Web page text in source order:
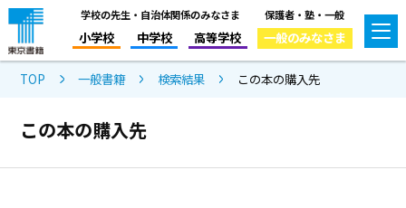
学校の先生・自治体関係のみなさま
小学校 中学校 高等学校
保護者・塾・一般
一般のみなさま
TOP 一般書籍 検索結果 この本の購入先
この本の購入先